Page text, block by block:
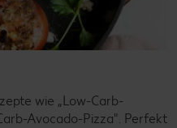
wie „Low-Carb-
Avocado-Pizza". Perfekt